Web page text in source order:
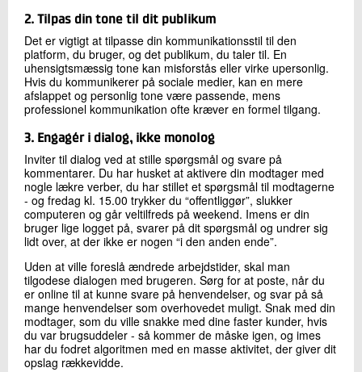
2. Tilpas din tone til dit publikum
Det er vigtigt at tilpasse din kommunikationsstil til den
platform, du bruger, og det publikum, du taler til. En
uhensigtsmæssig tone kan misforstås eller virke upersonlig.
Hvis du kommunikerer på sociale medier, kan en mere
afslappet og personlig tone være passende, mens
professionel kommunikation ofte kræver en formel tilgang.
3. Engagér i dialog, ikke monolog
Inviter til dialog ved at stille spørgsmål og svare på
kommentarer. Du har husket at aktivere din modtager med
nogle lækre verber, du har stillet et spørgsmål til modtagerne
- og fredag kl. 15.00 trykker du “offentliggør”, slukker
computeren og går veltilfreds på weekend. Imens er din
bruger lige logget på, svarer på dit spørgsmål og undrer sig
lidt over, at der ikke er nogen “i den anden ende”.
Uden at ville foreslå ændrede arbejdstider, skal man
tilgodese dialogen med brugeren. Sørg for at poste, når du
er online til at kunne svare på henvendelser, og svar på så
mange henvendelser som overhovedet muligt. Snak med din
modtager, som du ville snakke med dine faster kunder, hvis
du var brugsuddeler - så kommer de måske igen, og imes
har du fodret algoritmen med en masse aktivitet, der giver dit
opslag rækkevidde.